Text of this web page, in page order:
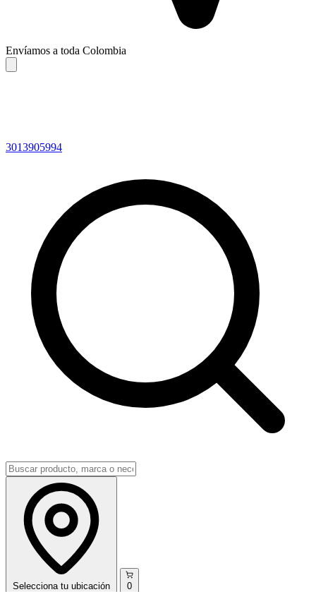
Envíamos a toda Colombia
3013905994
Selecciona tu ubicación 0